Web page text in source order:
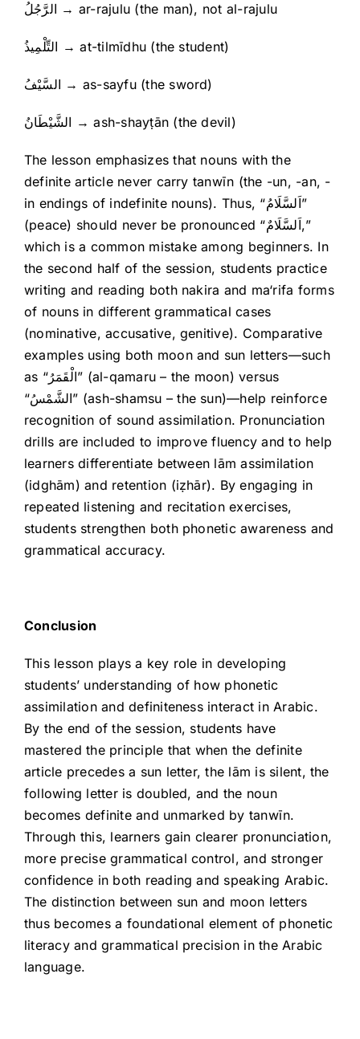
الرَّجُلُ → ar-rajulu (the man), not al-rajulu
التِّلْمِيذُ → at-tilmīdhu (the student)
السَّيْفُ → as-sayfu (the sword)
الشَّيْطَانُ → ash-shayṭān (the devil)
The lesson emphasizes that nouns with the
definite article never carry tanwīn (the -un, -an, -
in endings of indefinite nouns). Thus, “اَلسَّلَامُ”
(peace) should never be pronounced “اَلسَّلَامٌ,”
which is a common mistake among beginners. In
the second half of the session, students practice
writing and reading both nakira and ma‘rifa forms
of nouns in different grammatical cases
(nominative, accusative, genitive). Comparative
examples using both moon and sun letters—such
as “الْقَمَرُ” (al-qamaru – the moon) versus
“الشَّمْسُ” (ash-shamsu – the sun)—help reinforce
recognition of sound assimilation. Pronunciation
drills are included to improve fluency and to help
learners differentiate between lām assimilation
(idghām) and retention (iẓhār). By engaging in
repeated listening and recitation exercises,
students strengthen both phonetic awareness and
grammatical accuracy.
Conclusion
This lesson plays a key role in developing
students’ understanding of how phonetic
assimilation and definiteness interact in Arabic.
By the end of the session, students have
mastered the principle that when the definite
article precedes a sun letter, the lām is silent, the
following letter is doubled, and the noun
becomes definite and unmarked by tanwīn.
Through this, learners gain clearer pronunciation,
more precise grammatical control, and stronger
confidence in both reading and speaking Arabic.
The distinction between sun and moon letters
thus becomes a foundational element of phonetic
literacy and grammatical precision in the Arabic
language.